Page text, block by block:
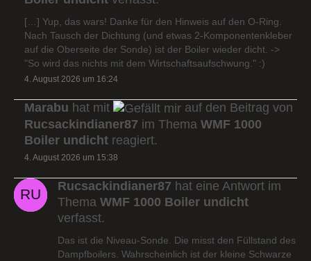
[…] Yup, das wars! Danke für den Hinweis auf den O-Ring.
Nach Tausch der Dichtung (und etwas 2-Komponentenkleber
auf die Oberseite der Sonde) ist der Boiler wieder dicht. ->
"So wird das nichts mit dem Wirtschaftsaufschwung." :)
4. August 2026 um 16:24
Marabu hat mit
auf den Beitrag von
Rucsackindianer87 im Thema WMF 1000
Boiler undicht reagiert.
4. August 2026 um 15:38
Rucsackindianer87 hat eine Antwort im
Thema WMF 1000 Boiler undicht
verfasst.
Das ist die Niveau-Sonde. Die misst den Füllstand des
Dampfboilers. Wahrscheinlich ist der kleine Schwarze